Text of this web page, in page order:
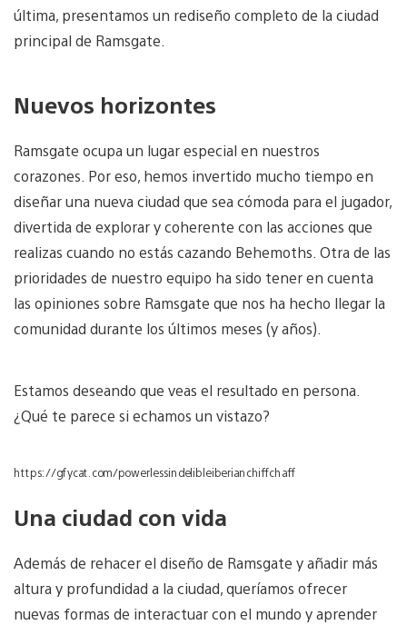
última, presentamos un rediseño completo de la ciudad
principal de Ramsgate.
Nuevos horizontes
Ramsgate ocupa un lugar especial en nuestros
corazones. Por eso, hemos invertido mucho tiempo en
diseñar una nueva ciudad que sea cómoda para el jugador,
divertida de explorar y coherente con las acciones que
realizas cuando no estás cazando Behemoths. Otra de las
prioridades de nuestro equipo ha sido tener en cuenta
las opiniones sobre Ramsgate que nos ha hecho llegar la
comunidad durante los últimos meses (y años).
Estamos deseando que veas el resultado en persona.
¿Qué te parece si echamos un vistazo?
https://gfycat.com/powerlessindelibleiberianchiffchaff
Una ciudad con vida
Además de rehacer el diseño de Ramsgate y añadir más
altura y profundidad a la ciudad, queríamos ofrecer
nuevas formas de interactuar con el mundo y aprender